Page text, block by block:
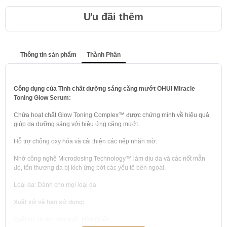
Ưu đãi thêm
Thông tin sản phẩm Thành Phần
Công dụng của Tinh chất dưỡng sáng căng mướt OHUI Miracle
Toning Glow Serum:
Chứa hoạt chất Glow Toning Complex™ được chứng minh về hiệu quả
giúp da dưỡng sáng với hiệu ứng căng mướt.
Hỗ trợ chống oxy hóa và cải thiện các nếp nhăn mờ.
Nhờ công nghệ Microdosing Technology™ làm dịu da và các nốt mẫn
đỏ, tổn thương da bị kích ứng bởi các yếu tố bên ngoài.
Loại da: Dành cho mọi loại da.
Xuất xứ và hạn sử dụng: